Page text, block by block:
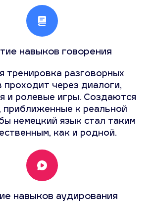
навыков говорения
тренировка разговорных
проходит через диалоги,
и ролевые игры. Создаются
приближенные к реальной
немецкий язык стал таким
как и родной.
навыков аудирования